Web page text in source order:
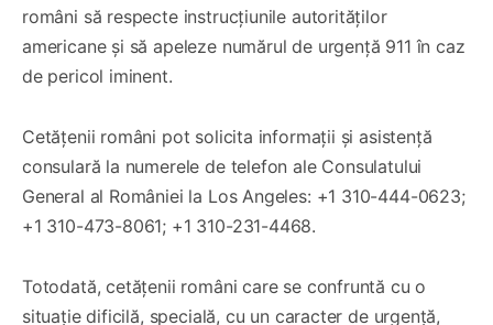
români să respecte instrucțiunile autorităților
americane și să apeleze numărul de urgență 911 în caz
de pericol iminent.
Cetățenii români pot solicita informații și asistență
consulară la numerele de telefon ale Consulatului
General al României la Los Angeles: +1 310-444-0623;
+1 310-473-8061; +1 310-231-4468.
Totodată, cetățenii români care se confruntă cu o
situație dificilă, specială, cu un caracter de urgență,